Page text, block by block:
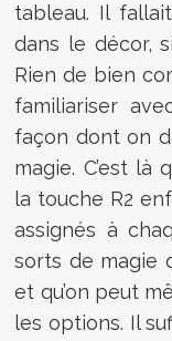
tableau. Il
dans le décor,
Rien de bien
familiariser
façon dont on
magie. C’est là
la touche R2
assignés à
sorts de magie
et qu’on peut
les options. Il